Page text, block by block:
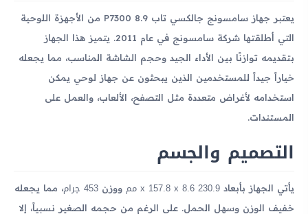
يعتبر جهاز سامسونج جالكسي تاب 8.9 P7300 من الأجهزة اللوحية
التي أطلقتها شركة سامسونج في عام 2011. يتميز هذا الجهاز
بتقديمه توازنًا بين الأداء الجيد وحجم الشاشة المناسب، مما يجعله
خياراً جيداً للمستخدمين الذين يبحثون عن جهاز لوحي يمكن
استخدامه لأغراض متعددة مثل التصفح، الألعاب، والعمل على
المستندات.
التصميم والجسم
يأتي الجهاز بأبعاد 230.9 x 157.8 x 8.6 مم ووزن 453 جرام
، مما يجعله
خفيف الوزن وسهل الحمل. على الرغم من حجمه الصغير نسبياً، إلا